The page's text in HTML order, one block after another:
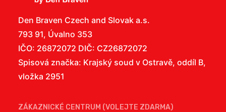
Den Braven Czech and Slovak a.s.
793 91, Úvalno 353
IČO: 26872072 DIČ: CZ26872072
Spisová značka: Krajský soud v Ostravě, oddíl B,
vložka 2951
ZÁKAZNICKÉ CENTRUM (VOLEJTE ZDARMA)